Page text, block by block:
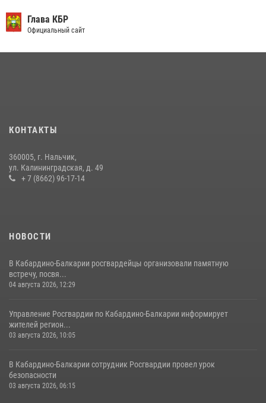
округе Росгвардии
09 июля 2026, 08:36
Новобранцы Росгвардии приняли Военную присягу в Кабардино-
Балкарии
Глава КБР
Официальный сайт
КОНТАКТЫ
360005, г. Нальчик,
ул. Калининградская, д. 49
+ 7 (8662) 96-17-14
НОВОСТИ
В Кабардино-Балкарии росгвардейцы организовали памятную
встречу, посвя...
04 августа 2026, 12:29
Управление Росгвардии по Кабардино-Балкарии информирует
жителей регион...
03 августа 2026, 10:05
В Кабардино‑Балкарии сотрудник Росгвардии провел урок
безопасности
03 августа 2026, 06:15